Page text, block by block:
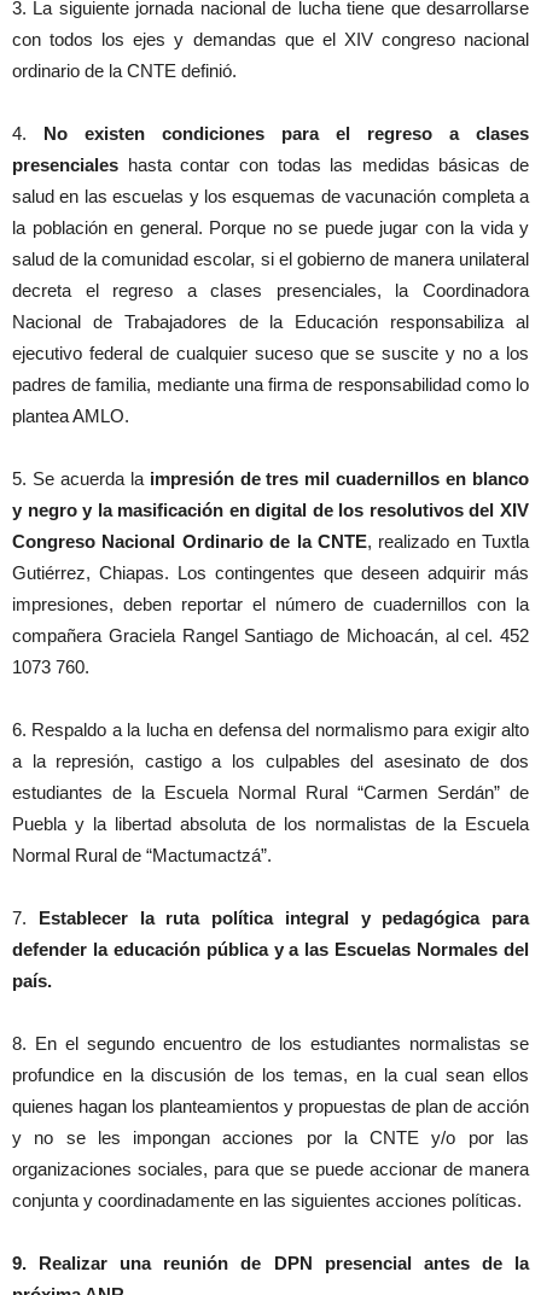
3. La siguiente jornada nacional de lucha tiene que desarrollarse
con todos los ejes y demandas que el XIV congreso nacional
ordinario de la CNTE definió.
4. No existen condiciones para el regreso a clases
presenciales hasta contar con todas las medidas básicas de
salud en las escuelas y los esquemas de vacunación completa a
la población en general. Porque no se puede jugar con la vida y
salud de la comunidad escolar, si el gobierno de manera unilateral
decreta el regreso a clases presenciales, la Coordinadora
Nacional de Trabajadores de la Educación responsabiliza al
ejecutivo federal de cualquier suceso que se suscite y no a los
padres de familia, mediante una firma de responsabilidad como lo
plantea AMLO.
5. Se acuerda la impresión de tres mil cuadernillos en blanco
y negro y la masificación en digital de los resolutivos del XIV
Congreso Nacional Ordinario de la CNTE, realizado en Tuxtla
Gutiérrez, Chiapas. Los contingentes que deseen adquirir más
impresiones, deben reportar el número de cuadernillos con la
compañera Graciela Rangel Santiago de Michoacán, al cel. 452
1073 760.
6. Respaldo a la lucha en defensa del normalismo para exigir alto
a la represión, castigo a los culpables del asesinato de dos
estudiantes de la Escuela Normal Rural “Carmen Serdán” de
Puebla y la libertad absoluta de los normalistas de la Escuela
Normal Rural de “Mactumactzá”.
7. Establecer la ruta política integral y pedagógica para
defender la educación pública y a las Escuelas Normales del
país.
8. En el segundo encuentro de los estudiantes normalistas se
profundice en la discusión de los temas, en la cual sean ellos
quienes hagan los planteamientos y propuestas de plan de acción
y no se les impongan acciones por la CNTE y/o por las
organizaciones sociales, para que se puede accionar de manera
conjunta y coordinadamente en las siguientes acciones políticas.
9. Realizar una reunión de DPN presencial antes de la